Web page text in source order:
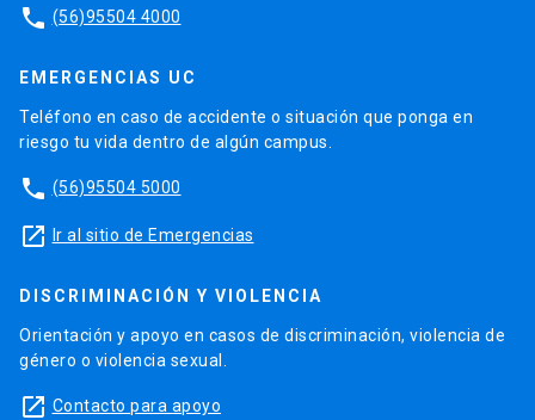
phone (56)95504 4000
EMERGENCIAS UC
Teléfono en caso de accidente o situación que ponga en
riesgo tu vida dentro de algún campus.
phone (56)95504 5000
launch Ir al sitio de Emergencias
DISCRIMINACIÓN Y VIOLENCIA
Orientación y apoyo en casos de discriminación, violencia de
género o violencia sexual.
launch Contacto para apoyo